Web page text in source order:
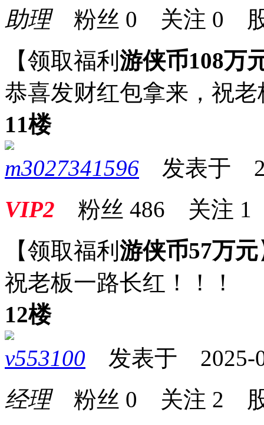
助理粉丝 0 关注 0
【领取福利 游侠币108万
恭喜发财红包拿来，祝
11楼
m3027341596 发表于
VIP2 粉丝 486 关注 1
【领取福利 游侠币57万元
祝老板一路长红！！！
12楼
v553100 发表于 2025-
经理粉丝 0 关注 2